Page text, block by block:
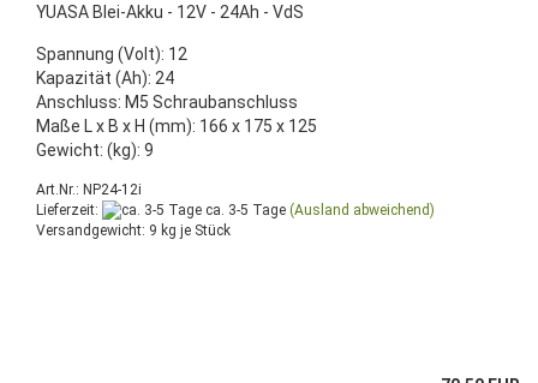
YUASA Blei-Akku - 12V - 24Ah - VdS
Spannung (Volt): 12
Kapazität (Ah): 24
Anschluss: M5 Schraubanschluss
Maße L x B x H (mm): 166 x 175 x 125
Gewicht: (kg): 9
Art.Nr.: NP24-12i
Lieferzeit:
ca. 3-5 Tage (Ausland abweichend)
Versandgewicht: 9 kg je Stück